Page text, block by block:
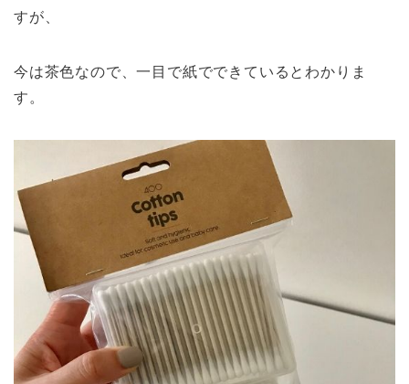
すが、
今は茶色なので、一目で紙でできているとわかりま
す。